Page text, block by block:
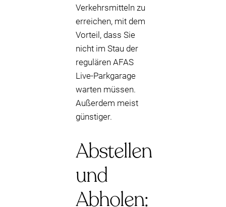
Verkehrsmitteln zu
erreichen, mit dem
Vorteil, dass Sie
nicht im Stau der
regulären AFAS
Live-Parkgarage
warten müssen.
Außerdem meist
günstiger.
Abstellen
und
Abholen: